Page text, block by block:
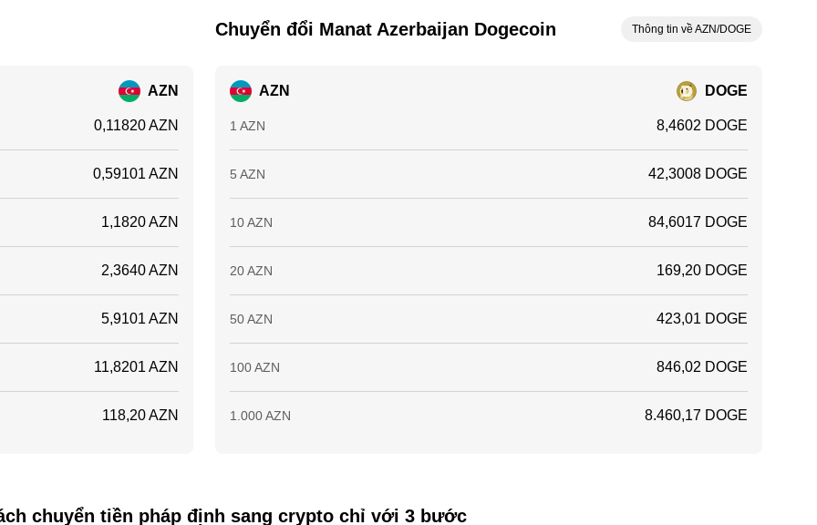
AZN
0,11820 AZN
0,59101 AZN
1,1820 AZN
2,3640 AZN
5,9101 AZN
11,8201 AZN
118,20 AZN
Chuyển đổi Manat Azerbaijan Dogecoin Thông tin về AZN/DOGE
AZN DOGE
1 AZN 8,4602 DOGE
5 AZN 42,3008 DOGE
10 AZN 84,6017 DOGE
20 AZN 169,20 DOGE
50 AZN 423,01 DOGE
100 AZN 846,02 DOGE
1.000 AZN 8.460,17 DOGE
chuyển tiền pháp định sang crypto chỉ với 3 bước